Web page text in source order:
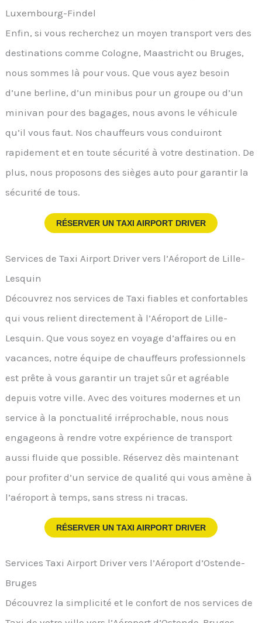
Luxembourg-Findel
Enfin, si vous recherchez un moyen transport vers des
destinations comme Cologne, Maastricht ou Bruges,
nous sommes là pour vous. Que vous ayez besoin
d’une berline, d’un minibus pour un groupe ou d’un
minivan pour des bagages, nous avons le véhicule
qu’il vous faut. Nos chauffeurs vous conduiront
rapidement et en toute sécurité à votre destination. De
plus, nous proposons des sièges auto pour garantir la
sécurité de tous.
RÉSERVER UN TAXI AIRPORT DRIVER
Services de Taxi Airport Driver vers l’Aéroport de Lille-
Lesquin
Découvrez nos services de Taxi fiables et confortables
qui vous relient directement à l’Aéroport de Lille-
Lesquin. Que vous soyez en voyage d’affaires ou en
vacances, notre équipe de chauffeurs professionnels
est prête à vous garantir un trajet sûr et agréable
depuis votre ville. Avec des voitures modernes et un
service à la ponctualité irréprochable, nous nous
engageons à rendre votre expérience de transport
aussi fluide que possible. Réservez dès maintenant
pour profiter d’un service de qualité qui vous amène à
l’aéroport à temps, sans stress ni tracas.
RÉSERVER UN TAXI AIRPORT DRIVER
Services Taxi Airport Driver vers l’Aéroport d’Ostende-
Bruges
Découvrez la simplicité et le confort de nos services de